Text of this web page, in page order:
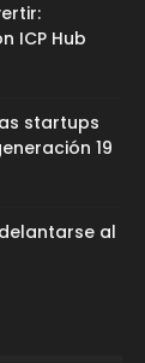
ICP Hub
startups
19
al